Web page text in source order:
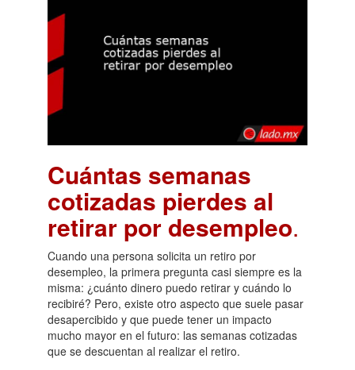
Cuántas semanas
cotizadas pierdes al
retirar por desempleo.
Cuando una persona solicita un retiro por
desempleo, la primera pregunta casi siempre es la
misma: ¿cuánto dinero puedo retirar y cuándo lo
recibiré? Pero, existe otro aspecto que suele pasar
desapercibido y que puede tener un impacto
mucho mayor en el futuro: las semanas cotizadas
que se descuentan al realizar el retiro.